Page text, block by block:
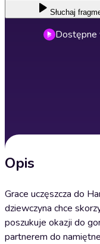
Słuchaj
Dostępne
Opis
Grace uczęszcza do
dziewczyna chce
poszukuje okazji do
partnerem do